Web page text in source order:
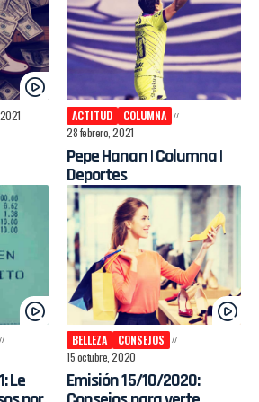
ACTITUD
COLUMNA
28 febrero, 2021
Pepe Hanan | Columna |
Deportes
Le
BELLEZA
CONSEJOS
15 octubre, 2020
Emisión 15/10/2020: